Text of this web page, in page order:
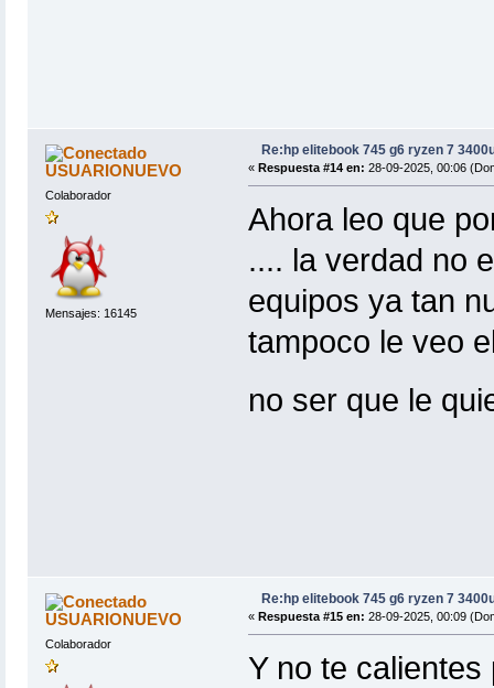
USUARIONUEVO
Colaborador
Mensajes: 16145
Re:hp elitebook 745 g6 ryzen 7
« Respuesta #14 en: 28-09-2025, 00:06
Ahora leo que
.... la verdad no
equipos ya tan
tampoco le veo
no ser que le
USUARIONUEVO
Colaborador
Re:hp elitebook 745 g6 ryzen 7
« Respuesta #15 en: 28-09-2025, 00:09
Y no te